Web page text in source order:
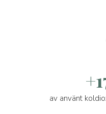
av använt